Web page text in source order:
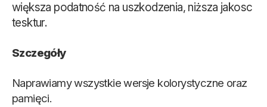
większa podatność na uszkodzenia, niższa jakosc
tesktur.
Szczegóły
Naprawiamy wszystkie wersje kolorystyczne oraz
pamięci.